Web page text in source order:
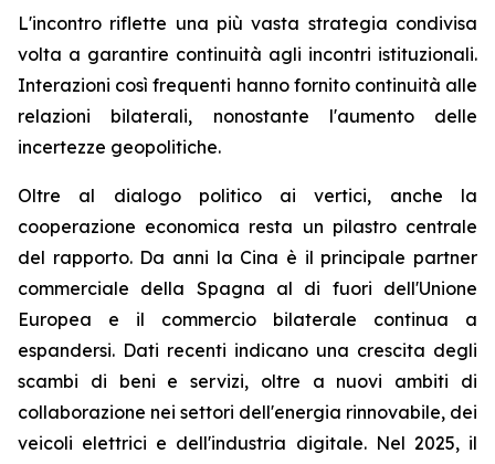
L'incontro riflette una più vasta strategia condivisa
volta a garantire continuità agli incontri istituzionali.
Interazioni così frequenti hanno fornito continuità alle
relazioni bilaterali, nonostante l'aumento delle
incertezze geopolitiche.
Oltre al dialogo politico ai vertici, anche la
cooperazione economica resta un pilastro centrale
del rapporto. Da anni la Cina è il principale partner
commerciale della Spagna al di fuori dell'Unione
Europea e il commercio bilaterale continua a
espandersi. Dati recenti indicano una crescita degli
scambi di beni e servizi, oltre a nuovi ambiti di
collaborazione nei settori dell'energia rinnovabile, dei
veicoli elettrici e dell'industria digitale. Nel 2025, il